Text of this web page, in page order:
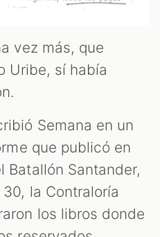
vez más, que
Uribe, sí había
Semana en un
que publicó en
Batallón Santander,
la Contraloría
los libros donde